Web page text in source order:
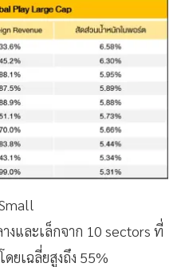
และเล็กจาก 10 sectors ที่
ยเฉลี่ยสูงถึง 55%